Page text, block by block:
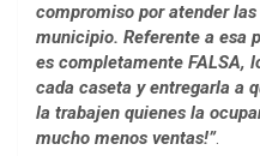
compromiso por atender
municipio. Referente a esa
es completamente FALSA,
cada caseta y entregarla a
la trabajen quienes la
mucho menos ventas!”.